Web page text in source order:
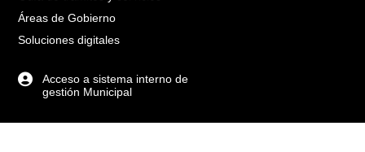
Áreas de Gobierno
Soluciones digitales
Acceso a sistema interno de
gestión Municipal